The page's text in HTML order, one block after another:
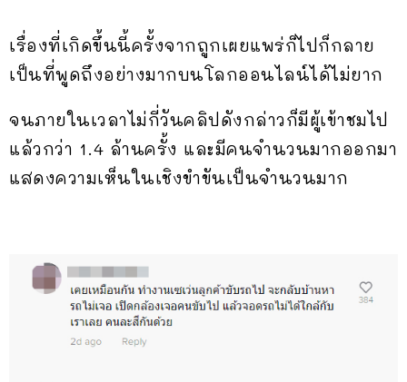
เรื่องที่เกิดขึ้นนี้ครั้งจากถูกเผยแพร่ก็ไปก็กลาย
เป็นที่พูดถึงอย่างมากบนโลกออนไลน์ได้ไม่ยาก
จนภายในเวลาไม่กี่วันคลิปดังกล่าวก็มีผู้เข้าชมไป
แล้วกว่า 1.4 ล้านครั้ง และมีคนจำนวนมากออกมา
แสดงความเห็นในเชิงขำขันเป็นจำนวนมาก